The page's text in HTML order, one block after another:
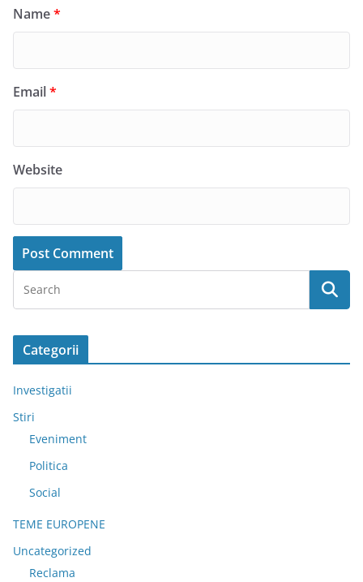
Name*
Email*
Website
Categorii
Investigatii
Stiri
Eveniment
Politica
Social
TEME EUROPENE
Uncategorized
Reclama